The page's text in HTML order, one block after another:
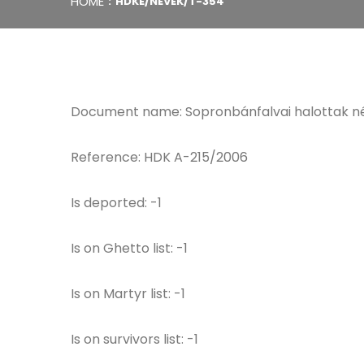
Document name: Sopronbánfalvai halottak
Reference: HDK A-215/2006
Is deported: -1
Is on Ghetto list: -1
Is on Martyr list: -1
Is on survivors list: -1